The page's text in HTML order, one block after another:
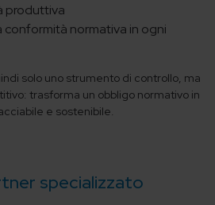
produttiva
conformità normativa in ogni
solo uno strumento di controllo, ma
trasforma un obbligo normativo in
e sostenibile.
specializzato